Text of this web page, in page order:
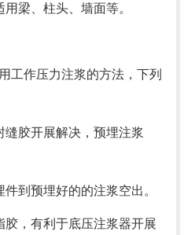
梁、柱头、墙面等。
工作压力注浆的方法，下列
胶开展解决，预埋注浆
到预埋好的的注浆空出。
，有利于底压注浆器开展